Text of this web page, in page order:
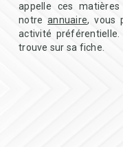
appelle ces
notreannuaire, vous
activité
trouve sur sa fiche.